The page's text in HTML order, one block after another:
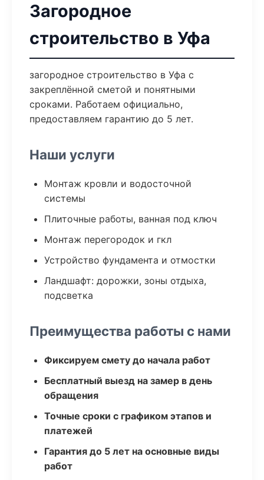
Загородное
строительство в Уфа
загородное строительство в Уфа с
закреплённой сметой и понятными
сроками. Работаем официально,
предоставляем гарантию до 5 лет.
Наши услуги
Монтаж кровли и водосточной
системы
Плиточные работы, ванная под ключ
Монтаж перегородок и гкл
Устройство фундамента и отмостки
Ландшафт: дорожки, зоны отдыха,
подсветка
Преимущества работы с нами
Фиксируем смету до начала работ
Бесплатный выезд на замер в день
обращения
Точные сроки с графиком этапов и
платежей
Гарантия до 5 лет на основные виды
работ